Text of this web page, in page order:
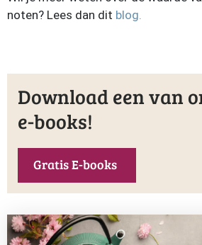
noten? Lees dan dit blog.
Download een van
e-books!
Gratis E-books